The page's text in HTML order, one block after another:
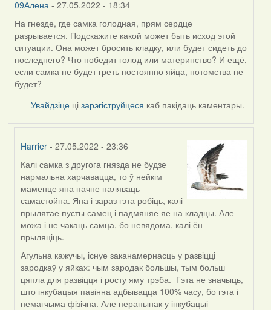
09Алена- 27.05.2022 - 18:34
На гнезде, где самка голодная, прям сердце
разрывается. Подскажите какой может быть исход этой
ситуации. Она может бросить кладку, или будет сидеть до
последнего? Что победит голод или материнство? И ещё,
если самка не будет греть постоянно яйца, потомства не
будет?
Увайдзіце цізарэгіструйцеся каб пакідаць каментары.
Harrier - 27.05.2022 - 23:36
In
reply
to
by
09Алена
Калі самка з другога гнязда не будзе
нармальна харчавацца, то ў нейкім
маменце яна пачне паляваць
самастойна. Яна і зараз гэта робіць, калі
прылятае пусты самец і падмяняе яе на кладцы. Але
можа і не чакаць самца, бо невядома, калі ён
прыляціць.
Агульна кажучы, існуе заканамернасць у развіцці
зародкаў у яйках: чым зародак большы, тым больш
цяпла для развіцця і росту яму трэба. Гэта не значыць,
што інкубацыя павінна адбывацца 100% часу, бо гэта і
немагчыма фізічна. Але перапынак у інкубацыі